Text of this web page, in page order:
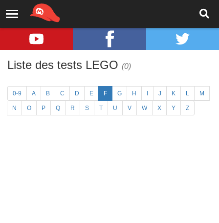
Liste des tests LEGO (0)
0-9 A B C D E F G H J K L M
N O P Q R S T U V W X Y Z